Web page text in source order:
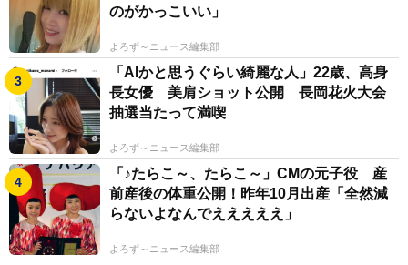
のがかっこいい」
よろず～ニュース編集部
「AIかと思うぐらい綺麗な人」22歳、高身
長女優 美肩ショット公開 長岡花火大会
抽選当たって満喫
よろず～ニュース編集部
「♪たらこ～、たらこ～」CMの元子役 産
前産後の体重公開！昨年10月出産「全然減
らないよなんでえええええ」
よろず～ニュース編集部